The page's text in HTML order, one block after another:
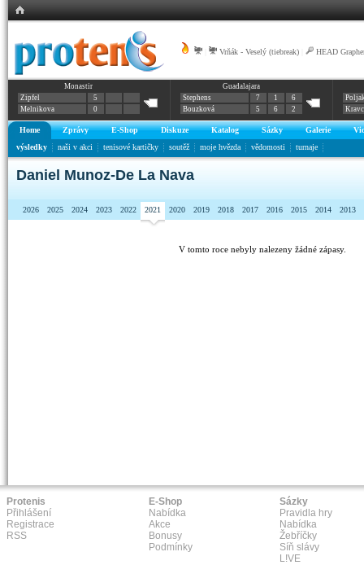
Vrňák - Veselý (tiebreak) HEAD
Monastir
Zipfel
5
Melnikova
0
Guadalajara
Stephens
7 1
6
Bouzková
5 6 2
Home Zprávy E-Shop Diskuze Katalog Sázky Galerie
výsledky
naši v akci tenisové kartičky soutěž moje hvězda vědomosti turnaje
Daniel Munoz-De La Nava
2026 2025 2024 2023 2022 2021 2020 2019 2018 2017 2016 2015 2014 2013
V tomto roce nebyly nalezeny žádné zápasy.
Protenis
Přihlášení
Registrace
RSS
E-Shop
Nabídka
Akce
Bonusy
Podmínky
Sázky
Pravidla hry
Nabídka
Žebříčky
Síň slávy
L!VE